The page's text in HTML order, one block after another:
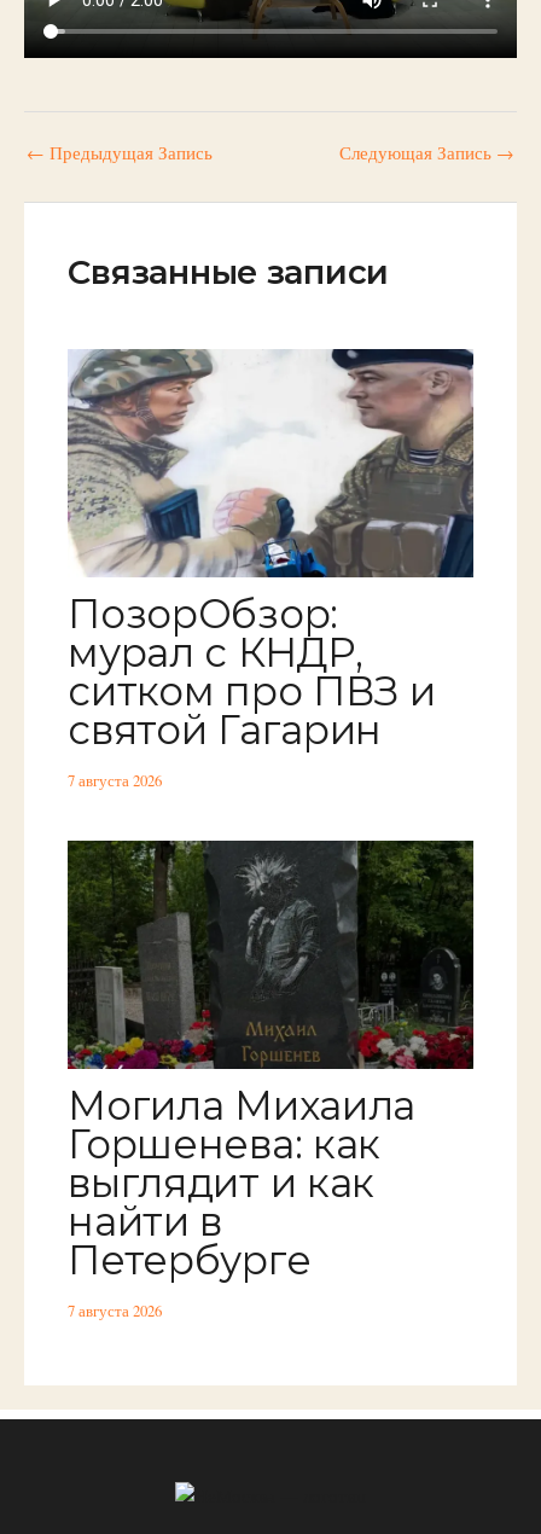
← Предыдущая Запись Следующая Запись →
Связанные записи
ПозорОбзор:
мурал с КНДР,
ситком про ПВЗ и
святой Гагарин
7 августа 2026
Могила Михаила
Горшенева: как
выглядит и как
найти в
Петербурге
7 августа 2026